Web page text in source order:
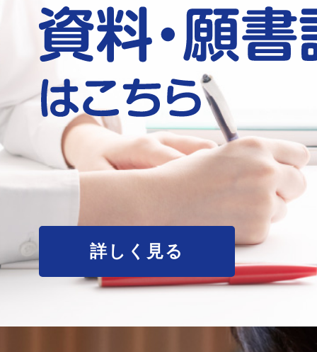
詳しく見る